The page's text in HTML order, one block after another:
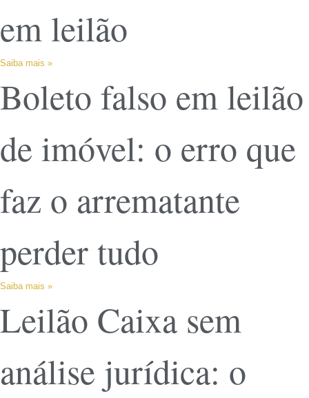
em leilão
Saiba mais »
Boleto falso em leilão
de imóvel: o erro que
faz o arrematante
perder tudo
Saiba mais »
Leilão Caixa sem
análise jurídica: o